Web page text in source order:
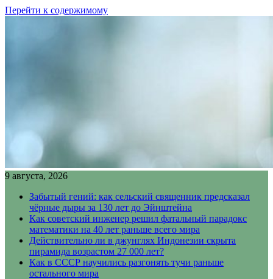
Перейти к содержимому
9 августа, 2026
Забытый гений: как сельский священник предсказал
чёрные дыры за 130 лет до Эйнштейна
Как советский инженер решил фатальный парадокс
математики на 40 лет раньше всего мира
Действительно ли в джунглях Индонезии скрыта
пирамида возрастом 27 000 лет?
Как в СССР научились разгонять тучи раньше
остального мира